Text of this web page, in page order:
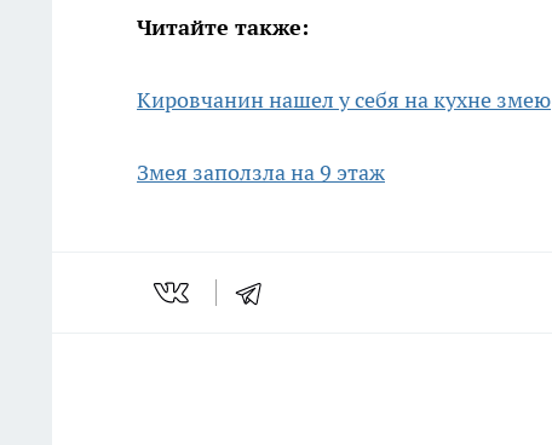
Читайте также:
Кировчанин нашел у себя на кухне змею
Змея заползла на 9 этаж